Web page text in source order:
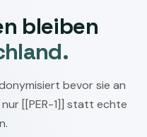
bleiben
bevor sie an
nur [[PER-1]] statt echte